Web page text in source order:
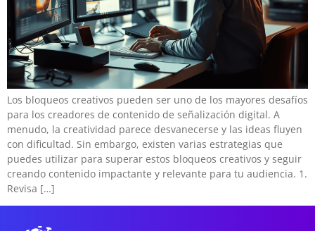
Los bloqueos creativos pueden ser uno de los mayores desafíos
para los creadores de contenido de señalización digital. A
menudo, la creatividad parece desvanecerse y las ideas fluyen
con dificultad. Sin embargo, existen varias estrategias que
puedes utilizar para superar estos bloqueos creativos y seguir
creando contenido impactante y relevante para tu audiencia. 1.
Revisa […]